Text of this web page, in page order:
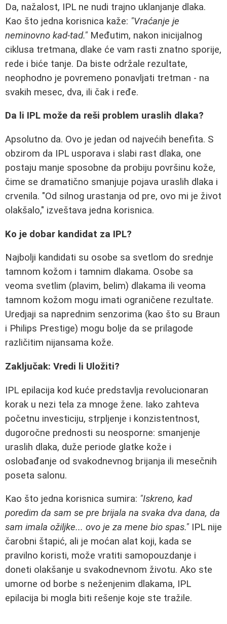
Da, nažalost, IPL ne nudi trajno uklanjanje dlaka.
Kao što jedna korisnica kaže: "Vraćanje je
neminovno kad-tad." Međutim, nakon inicijalnog
ciklusa tretmana, dlake će vam rasti znatno sporije,
rede i biće tanje. Da biste održale rezultate,
neophodno je povremeno ponavljati tretman - na
svakih mesec, dva, ili čak i ređe.
Da li IPL može da reši problem uraslih dlaka?
Apsolutno da. Ovo je jedan od najvećih benefita. S
obzirom da IPL usporava i slabi rast dlaka, one
postaju manje sposobne da probiju površinu kože,
čime se dramatično smanjuje pojava uraslih dlaka i
crvenila. "Od silnog urastanja od pre, ovo mi je život
olakšalo," izveštava jedna korisnica.
Ko je dobar kandidat za IPL?
Najbolji kandidati su osobe sa svetlom do srednje
tamnom kožom i tamnim dlakama. Osobe sa
veoma svetlim (plavim, belim) dlakama ili veoma
tamnom kožom mogu imati ograničene rezultate.
Uredjaji sa naprednim senzorima (kao što su Braun
i Philips Prestige) mogu bolje da se prilagode
različitim nijansama kože.
Zaključak: Vredi li Uložiti?
IPL epilacija kod kuće predstavlja revolucionaran
korak u nezi tela za mnoge žene. Iako zahteva
početnu investiciju, strpljenje i konzistentnost,
dugoročne prednosti su neosporne: smanjenje
uraslih dlaka, duže periode glatke kože i
oslobađanje od svakodnevnog brijanja ili mesečnih
poseta salonu.
Kao što jedna korisnica sumira: "Iskreno, kad
poredim da sam se pre brijala na svaka dva dana, da
sam imala ožiljke... ovo je za mene bio spas." IPL nije
čarobni štapić, ali je moćan alat koji, kada se
pravilno koristi, može vratiti samopouzdanje i
doneti olakšanje u svakodnevnom životu. Ako ste
umorne od borbe s neženjenim dlakama, IPL
epilacija bi mogla biti rešenje koje ste tražile.